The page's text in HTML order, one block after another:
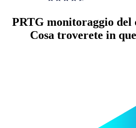
PRTG monitoraggio del
Cosa troverete in